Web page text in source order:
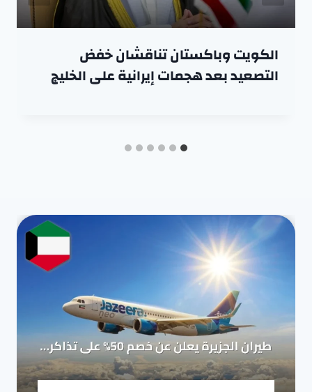
الكويت وباكستان تناقشان خفض
التصعيد بعد هجمات إيرانية على الخليج